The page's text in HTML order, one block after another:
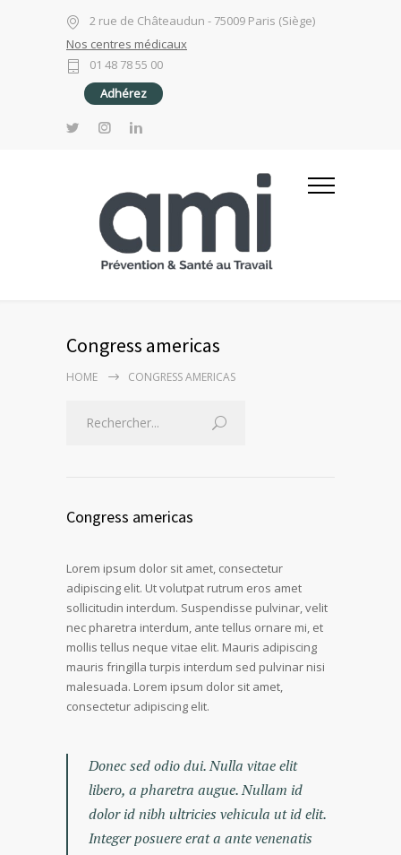
2 rue de Châteaudun - 75009 Paris (Siège)
Nos centres médicaux
01 48 78 55 00
Adhérez
Congress americas
HOME CONGRESS AMERICAS
Congress americas
Lorem ipsum dolor sit amet, consectetur
adipiscing elit. Ut volutpat rutrum eros amet
sollicitudin interdum. Suspendisse pulvinar, velit
nec pharetra interdum, ante tellus ornare mi, et
mollis tellus neque vitae elit. Mauris adipiscing
mauris fringilla turpis interdum sed pulvinar nisi
malesuada. Lorem ipsum dolor sit amet,
consectetur adipiscing elit.
Donec sed odio dui. Nulla vitae elit
libero, a pharetra augue. Nullam id
dolor id nibh ultricies vehicula ut id elit.
Integer posuere erat a ante venenatis